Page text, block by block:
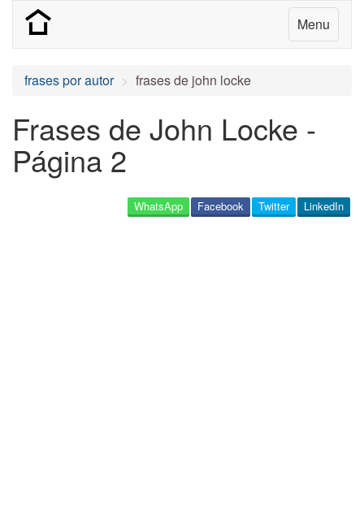
Menu
frases por autor frases de john locke
Frases de John Locke -
Página 2
LinkedIn
Twitter
Facebook
WhatsApp